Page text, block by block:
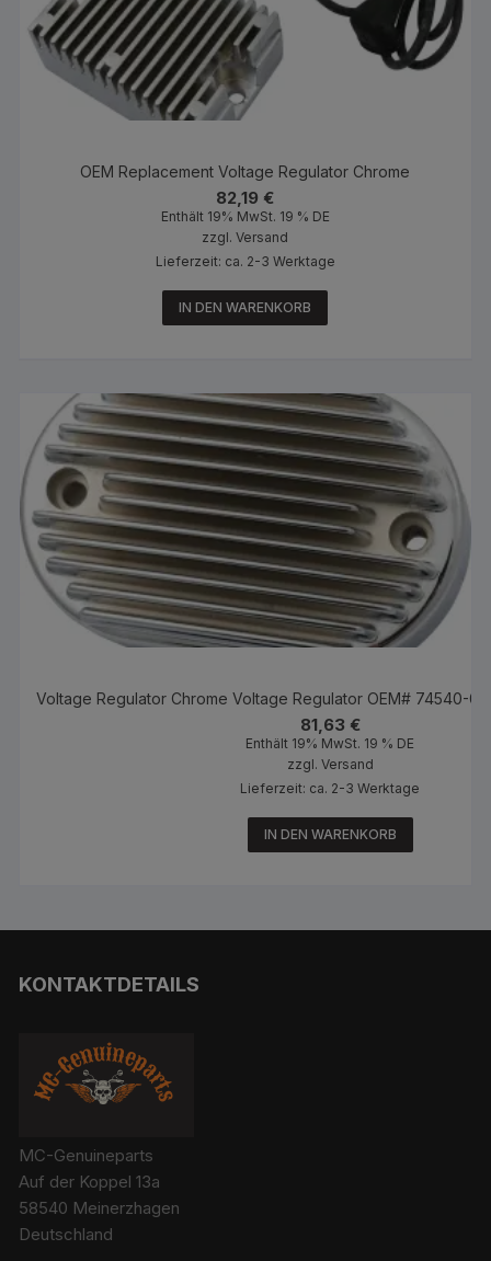
OEM Replacement Voltage Regulator Chrome
82,19 €
Enthält 19% MwSt. 19 % DE
zzgl.Versand
Lieferzeit: ca. 2-3 Werktage
IN DEN WARENKORB
Voltage Regulator Chrome Voltage Regulator OEM# 74540-
81,63 €
Enthält 19% MwSt. 19 % DE
zzgl. Versand
Lieferzeit: ca. 2-3 Werktage
IN DEN WARENKORB
KONTAKTDETAILS
MC-Genuineparts
Auf der Koppel 13a
58540 Meinerzhagen
Deutschland